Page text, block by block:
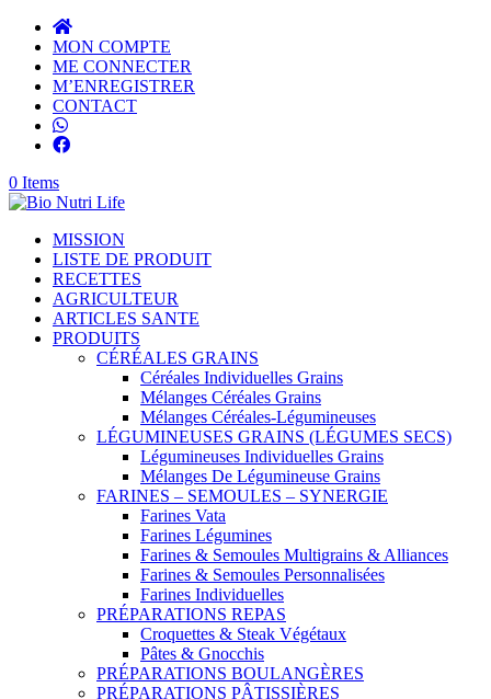
MON COMPTE
ME CONNECTER
M’ENREGISTRER
CONTACT
0 Items
MISSION
LISTE DE PRODUIT
RECETTES
AGRICULTEUR
ARTICLES SANTE
PRODUITS
CÉRÉALES GRAINS
Céréales Individuelles Grains
Mélanges Céréales Grains
Mélanges Céréales-Légumineuses
LÉGUMINEUSES GRAINS (LÉGUMES SECS)
Légumineuses Individuelles Grains
Mélanges De Légumineuse Grains
FARINES – SEMOULES – SYNERGIE
Farines Vata
Farines Légumines
Farines & Semoules Multigrains & Alliances
Farines & Semoules Personnalisées
Farines Individuelles
PRÉPARATIONS REPAS
Croquettes & Steak Végétaux
Pâtes & Gnocchis
PRÉPARATIONS BOULANGÈRES
PRÉPARATIONS PÂTISSIÈRES